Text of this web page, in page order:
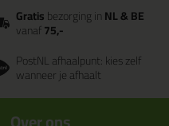
Gratisbezorging inNL & BE
vanaf75,-
PostNL afhaalpunt: kies zelf
wanneer je afhaalt